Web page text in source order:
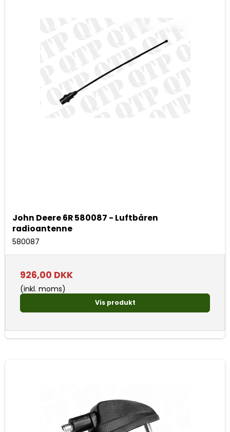
John Deere 6R 580087 - Luftbåren
radioantenne
580087
926,00 DKK
(inkl. moms)
Vis produkt